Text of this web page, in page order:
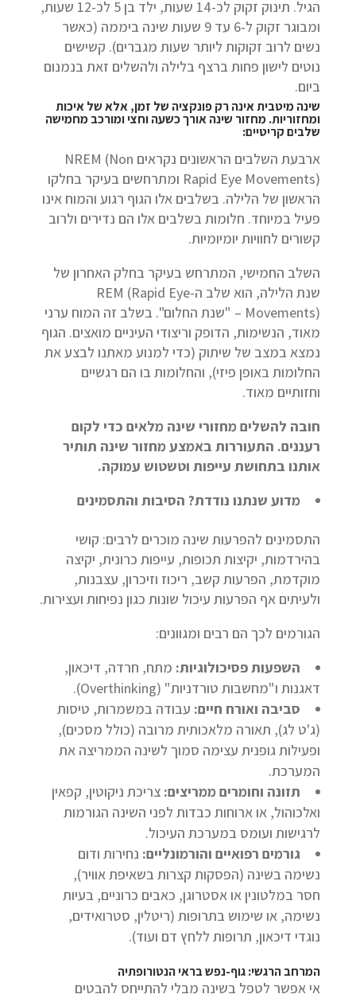
הגיל. תינוק זקוק לכ-14 שעות, ילד בן 5 לכ-12 שעות,
ומבוגר זקוק ל-6 עד 9 שעות שינה ביממה (כאשר
נשים לרוב זקוקות ליותר שעות מגברים). קשישים
נוטים לישון פחות ברצף בלילה ולהשלים זאת בנמנום
ביום.
שינה מיטבית אינה רק פונקציה של זמן, אלא של איכות
ומחזוריות. מחזור שינה אורך כשעה וחצי ומורכב מחמישה
שלבים קריטיים:
ארבעת השלבים הראשונים נקראים NREM (Non
Rapid Eye Movements) ומתרחשים בעיקר בחלקו
הראשון של הלילה. בשלבים אלו הגוף רגוע והמוח אינו
פעיל במיוחד. חלומות בשלבים אלו הם נדירים ולרוב
קשורים לחוויות יומיומיות.
השלב החמישי, המתרחש בעיקר בחלק האחרון של
שנת הלילה, הוא שלב ה-REM (Rapid Eye
Movements) – "שנת החלום". בשלב זה המוח ערני
מאוד, הנשימות, הדופק וריצודי העיניים מואצים. הגוף
נמצא במצב של שיתוק (כדי למנוע מאתנו לבצע את
החלומות באופן פיזי), והחלומות בו הם רגשיים
וחזותיים מאוד.
חובה להשלים מחזורי שינה מלאים כדי לקום
רעננים. התעוררות באמצע מחזור שינה תותיר
אותנו בתחושת עייפות וטשטוש עמוקה.
מדוע שנתנו נודדת? הסיבות והתסמינים
התסמינים להפרעות שינה מוכרים לרבים: קושי
בהירדמות, יקיצות תכופות, עייפות כרונית, יקיצה
מוקדמת, הפרעות קשב, ריכוז וזיכרון, עצבנות,
ולעיתים אף הפרעות עיכול שונות כגון נפיחות ועצירות.
הגורמים לכך הם רבים ומגוונים:
השפעות פסיכולוגיות: מתח, חרדה, דיכאון,
דאגנות ו"מחשבות טורדניות" (Overthinking).
סביבה ואורח חיים: עבודה במשמרות, טיסות
(ג'ט לג), תאורה מלאכותית מרובה (כולל מסכים),
ופעילות גופנית עצימה סמוך לשינה הממריצה את
המערכת.
תזונה וחומרים ממריצים: צריכת ניקוטין, קפאין
ואלכוהול, או ארוחות כבדות לפני השינה הגורמות
לרגישות ועומס במערכת העיכול.
גורמים רפואיים והורמונליים: נחירות ודום
נשימה בשינה (הפסקות קצרות בשאיפת אוויר),
חסר במלטונין או אסטרוגן, כאבים כרוניים, בעיות
נשימה, או שימוש בתרופות (ריטלין, סטרואידים,
נוגדי דיכאון, תרופות ללחץ דם ועוד).
המרחב הרגשי: גוף-נפש בראי הנטורופתיה
אי אפשר לטפל בשינה מבלי להתייחס להבטים